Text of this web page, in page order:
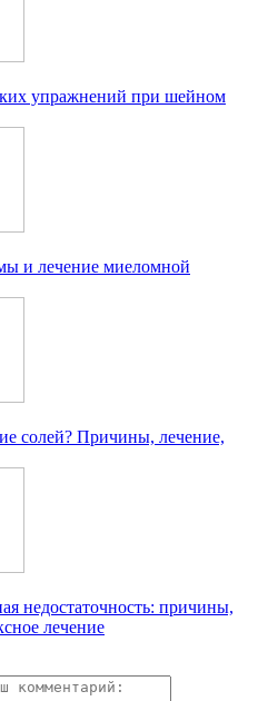
упражнений при шейном
и лечение миеломной
солей? Причины, лечение,
недостаточность: причины,
лечение